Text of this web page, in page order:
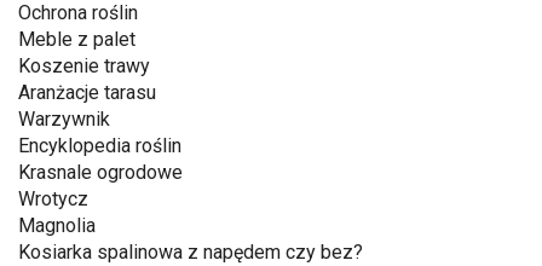
Ochrona roślin
Meble z palet
Koszenie trawy
Aranżacje tarasu
Warzywnik
Encyklopedia roślin
Krasnale ogrodowe
Wrotycz
Magnolia
Kosiarka spalinowa z napędem czy bez?